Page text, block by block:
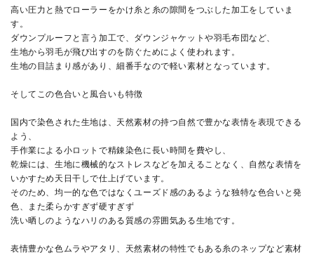
高い圧力と熱でローラーをかけ糸と糸の隙間をつぶした加工をしていま
す。
ダウンプルーフと言う加工で、ダウンジャケットや羽毛布団など、
生地から羽毛が飛び出すのを防ぐためによく使われます。
生地の目詰まり感があり、細番手なので軽い素材となっています。
そしてこの色合いと風合いも特徴
国内で染色された生地は、天然素材の持つ自然で豊かな表情を表現できる
よう、
手作業による小ロットで精錬染色に長い時間を費やし、
乾燥には、生地に機械的なストレスなどを加えることなく、自然な表情を
いかすため天日干しで仕上げています。
そのため、均一的な色ではなくユーズド感のあるような独特な色合いと発
色、また柔らかすぎず硬すぎず
洗い晒しのようなハリのある質感の雰囲気ある生地です。
表情豊かな色ムラやアタリ、天然素材の特性でもある糸のネップなど素材